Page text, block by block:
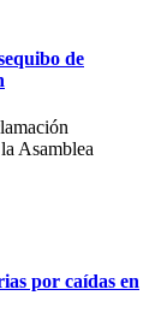
de
Asamblea
por caídas en